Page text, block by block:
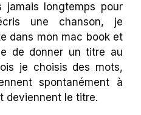
longtemps pour
une chanson, je
dans mon mac book et
de donner un titre au
je choisis des mots,
spontanément à
deviennent le titre.